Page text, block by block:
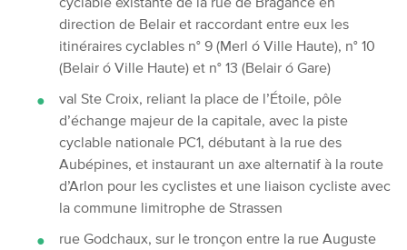
direction de Belair et raccordant entre eux les
itinéraires cyclables n° 9 (Merl ó Ville Haute), n° 10
(Belair ó Ville Haute) et n° 13 (Belair ó Gare)
val Ste Croix, reliant la place de l’Étoile, pôle
d’échange majeur de la capitale, avec la piste
cyclable nationale PC1, débutant à la rue des
Aubépines, et instaurant un axe alternatif à la route
d’Arlon pour les cyclistes et une liaison cycliste avec
la commune limitrophe de Strassen
rue Godchaux, sur le tronçon entre la rue Auguste